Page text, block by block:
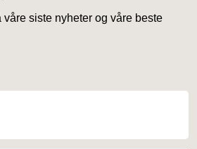
våre siste nyheter og våre beste